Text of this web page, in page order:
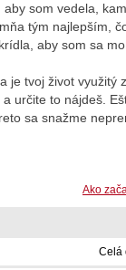
som vedela,
tým najlepším,
aby som sa
tvoj život využitý
určite to nájdeš.
sa snažme
Ako
Celá